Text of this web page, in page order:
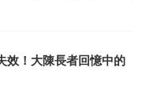
效！大陳長者回憶中的